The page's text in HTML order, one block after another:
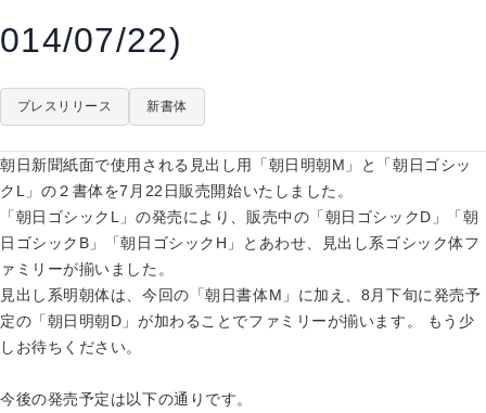
014/07/22)
プレスリリース 新書体
朝日新聞紙面で使用される見出し用「朝日明朝M」と「朝日ゴシッ
クL」の２書体を7月22日販売開始いたしました。
「朝日ゴシックL」の発売により、販売中の「朝日ゴシックD」「朝
日ゴシックB」「朝日ゴシックH」とあわせ、見出し系ゴシック体フ
ァミリーが揃いました。
見出し系明朝体は、今回の「朝日書体M」に加え、8月下旬に発売予
定の「朝日明朝D」が加わることでファミリーが揃います。 もう少
しお待ちください。
今後の発売予定は以下の通りです。